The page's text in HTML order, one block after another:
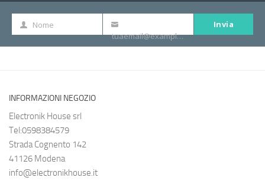
Nome
Nome
tua
tuaemail@example.com
Invia
INFORMAZIONI NEGOZIO
Electronik House srl
Tel:0598384579
Strada Cognento 142
41126 Modena
info@electronikhouse.it